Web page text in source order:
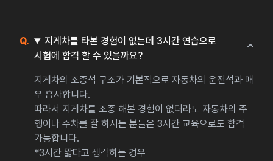
지게차를 타본 경험이 없는데 3시간 연습으로
시험에 합격 할 수 있을까요?
지게차의 조종석 구조가 기본적으로 자동차의 운전석과 매
우 흡사합니다.
따라서 지게차를 조종 해본 경험이 없더라도 자동차의 주
행이나 주차를 잘 하시는 분들은 3시간 교육으로도 합격
가능합니다.
*3시간 짧다고 생각하는 경우